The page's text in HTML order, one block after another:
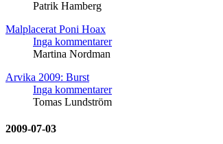
Patrik Hamberg
Malplacerat Poni Hoax
Inga kommentarer
Martina Nordman
Arvika 2009: Burst
Inga kommentarer
Tomas Lundström
2009-07-03